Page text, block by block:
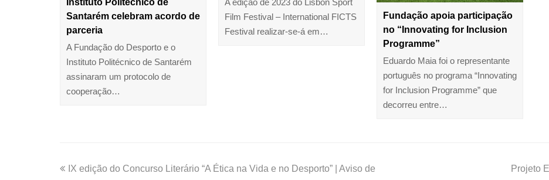
Instituto Politécnico de
Santarém celebram acordo de
parceria
A Fundação do Desporto e o
Instituto Politécnico de Santarém
assinaram um protocolo de
cooperação…
A edição de 2023 do Lisbon Sport
Film Festival – International FICTS
Festival realizar-se-á em…
Fundação apoia participação
no “Innovating for Inclusion
Programme”
Eduardo Maia foi o representante
português no programa “Innovating
for Inclusion Programme” que
decorreu entre…
Projeto
IX edição do Concurso Literário “A Ética na Vida e no Desporto” | Aviso de